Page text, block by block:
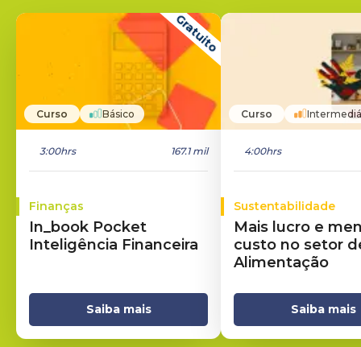
Gratuito
Curso Básico
3:00hrs 167.1 mil
Finanças
In_book Pocket
Inteligência Financeira
Saiba mais
Curso
4:00hrs
Sustentabilidade
Mais lucro e
custo no setor
Alimentação
Saiba mais